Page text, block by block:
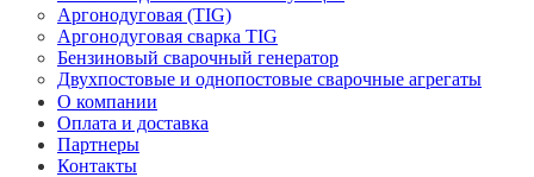
Аргонодуговая (TIG)
Аргонодуговая сварка TIG
Бензиновый сварочный генератор
Двухпостовые и однопостовые сварочные агрегаты
О компании
Оплата и доставка
Партнеры
Контакты